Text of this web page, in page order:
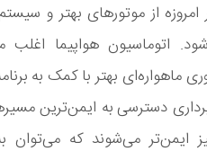
امروزه از موتورهای بهتر و
اتوماسیون هواپیما
ماهواره‌ای بهتر با کمک به
دسترسی به ایمن‌ترین
ایمن‌تر می‌شوند که می‌توان